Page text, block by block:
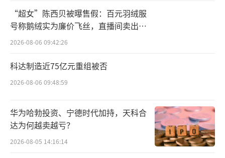
与此同时，于1916年成立的Kelvinator，
则专注于电冰箱的研发，并在1923年占据了美
国电冰箱市场80%的份额，但想必很多消费者
都会对这个品牌感到陌生，因为到了上世纪80
年代，Kelvinator已经几经转手，最终被伊莱
其他电器的普及速度上，美国也领先同时
期的其他地区，1907年，Maytag宣布入局洗衣
“超女”陈西贝被曝售假：百元羽绒服
号称鹅绒实为廉价飞丝，直播间卖出超
百万元
2026-08-06 09:42:26
科达制造近75亿元重组被否
2026-08-06 09:48:59
华为哈勃投资、宁德时代加持，天科合
达为何越卖越亏？
2026-08-05 14:16:14